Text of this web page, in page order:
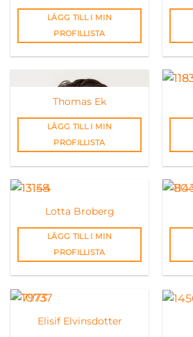
LÄGG TILL I MIN
PROFILLISTA
Thomas Ek
LÄGG TILL I MIN
PROFILLISTA
Lotta Broberg
LÄGG TILL I MIN
PROFILLISTA
Elisif Elvinsdotter